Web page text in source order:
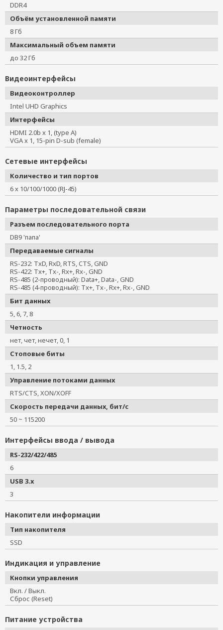
DDR4
Объём установленной памяти
8 Гб
Максимальный объем памяти
до 32 Гб
Видеоинтерфейсы
Видеоконтроллер
Intel UHD Graphics
Интерфейсы
HDMI 2.0b x 1, (type A)
VGA x 1, 15-pin D-sub (female)
Сетевые интерфейсы
Количество и тип портов
6 x 10/100/1000 (RJ-45)
Параметры последовательной связи
Разъем последовательного порта
DB9 'папа'
Передаваемые сигналы
RS-232: TxD, RxD, RTS, CTS, GND
RS-422: Tx+, Tx-, Rx+, Rx-, GND
RS-485 (2-проводный): Data+, Data-, GND
RS-485 (4-проводный): Tx+, Tx-, Rx+, Rx-, GND
Бит данных
5, 6, 7, 8
Четность
нет, чет, нечет, 0, 1
Стоповые биты
1, 1.5, 2
Управление потоками данных
RTS/CTS, XON/XOFF
Скорость передачи данных, бит/с
50 ~ 115200
Интерфейсы ввода / вывода
RS-232/422/485
6
USB 3.x
3
Накопители информации
Тип накопителя
SSD
Индикация и управление
Кнопки управления
Вкл. / Выкл.
Сброс (Reset)
Питание устройства